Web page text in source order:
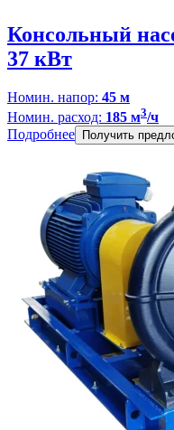
Консольный
37 кВт
Номин. напор: 45 м
Номин. расход: 185 м3/ч
Подробнее
Получить